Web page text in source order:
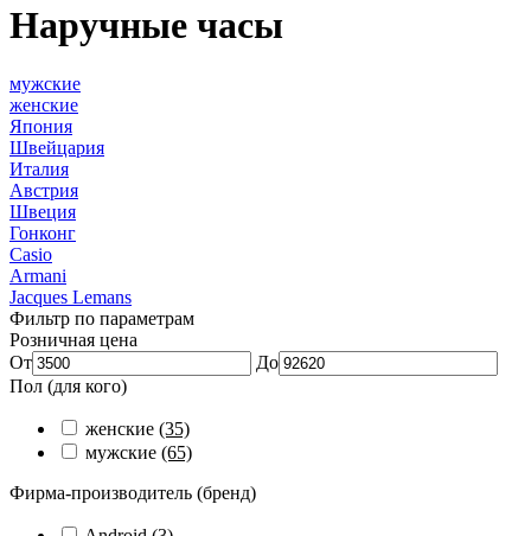
Наручные часы
мужские
женские
Япония
Швейцария
Италия
Австрия
Швеция
Гонконг
Casio
Armani
Jacques Lemans
Фильтр по параметрам
Розничная цена
От
До
Пол (для кого)
женские (35)
мужские (65)
Фирма-производитель (бренд)